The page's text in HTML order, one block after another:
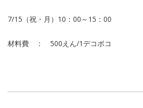
7/15（祝・月）10：00～15：00
材料費 ： 500えん/1デコボコ